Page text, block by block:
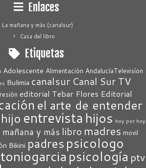
Enlaces
La mañana y más (canalsur)
Casa del libro
Etiquetas
Adolescente Alimentación AndalucíaTelevisíon
Bulimia canalsur Canal Sur TV
editorial Tebar Flores Editorial
el arte de entender
entrevista hijos hoy por hoy
mañana y más libro madres movil
Bikini padres psicologo
psicología ptv